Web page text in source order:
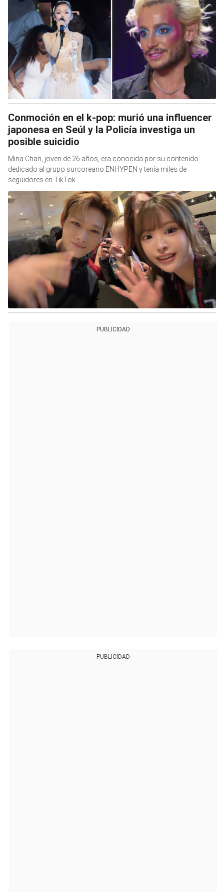
Conmoción en el k-pop: murió una influencer
japonesa en Seúl y la Policía investiga un
posible suicidio
Mina Chan, joven de 26 años, era conocida por su contenido
dedicado al grupo surcoreano ENHYPEN y tenía miles de
seguidores en TikTok
PUBLICIDAD
PUBLICIDAD